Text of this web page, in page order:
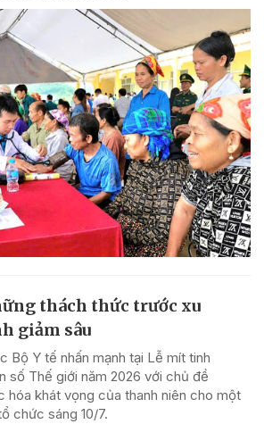
thách thức trước xu
giảm sâu
Bộ Y tế nhấn mạnh tại Lễ mít tinh
số Thế giới năm 2026 với chủ đề
hóa khát vọng của thanh niên cho một
chức sáng 10/7.